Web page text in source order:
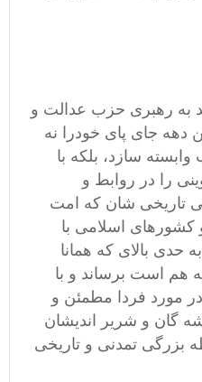
به رهبری حزب عدالت و
دهه جای پای خودرا نه
سازد، بلکه با
را در روابط و
تاریخی شان که امت
کشورهای اسلامی با
حدی بالای که همانا
هم است برساند و با
مورد فردا مطمئن و
گان و شریر اندیشان
بزرگی تمدنی و تاریخی